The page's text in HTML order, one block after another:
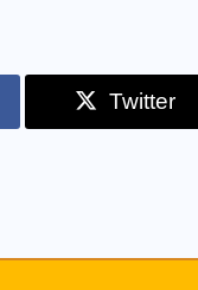
Twitter